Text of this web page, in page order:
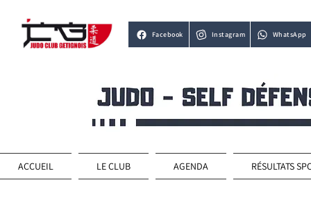
Facebook Instagram WhatsApp
ACCUEIL LE CLUB AGENDA RÉSULTATS